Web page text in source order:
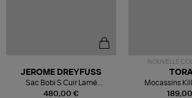
480,00 €
JEROME DREYFUSS
Sac Bobi S Cuir Lamé
Champagne
NOUVELLE
Mocassins